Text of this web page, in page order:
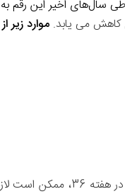
این رقم به ۸ درصد رسیده است.
موارد زیر